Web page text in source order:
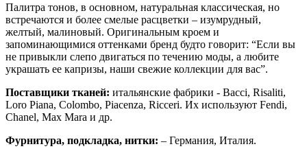
Палитра тонов, в основном, натуральная классическая, но
встречаются и более смелые расцветки – изумрудный,
желтый, малиновый. Оригинальным кроем и
запоминающимися оттенками бренд будто говорит: “Если вы
не привыкли слепо двигаться по течению моды, а любите
украшать ее капризы, наши свежие коллекции для вас”.
Поставщики тканей: итальянские фабрики - Bacci, Risaliti,
Loro Piana, Colombo, Piacenza, Ricceri. Их используют Fendi,
Chanel, Max Mara и др.
Фурнитура, подкладка, нитки: – Германия, Италия.